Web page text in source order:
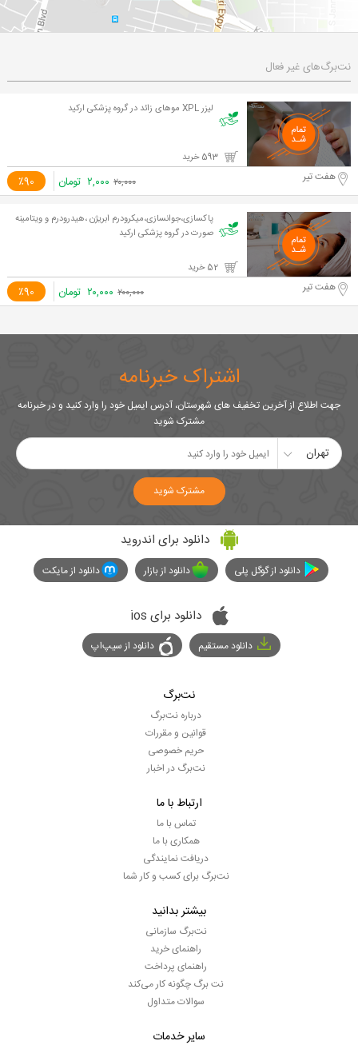
نت‌برگ‌های غیر فعال
لیزر XPL موهای زائد در گروه پزشکی ارکید
٪90 هفت تیر ۲۰,۰۰۰ ۲,۰۰۰ تومان
پاکسازی،جوانسازی،میکرودرم ابریژن ،هیدرودرم و ویتامینه
صورت در گروه پزشکی ارکید
٪90 هفت تیر ۲۰۰,۰۰۰ ۲۰,۰۰۰ تومان
اشتراک خبرنامه
جهت اطلاع از آخرین تخفیف های شهرستان، آدرس ایمیل خود را وارد کنید و در خبرنامه
مشترک شوید
تهران
مشترک شوید
دانلود برای اندروید
دانلود از گوگل پلی دانلود از بازار دانلود از مایکت
دانلود برای ios
دانلود مستقیم دانلود از سیپ‌اپ
نت‌برگ
درباره نت‌برگ
قوانین و مقررات
حریم خصوصی
نت‌برگ در اخبار
ارتباط با ما
تماس با ما
همکاری با ما
دریافت نمایندگی
نت‌برگ برای کسب و کار شما
بیشتر بدانید
نت‌برگ سازمانی
راهنمای خرید
راهنمای پرداخت
نت برگ چگونه کار می‌کند
سوالات متداول
سایر خدمات